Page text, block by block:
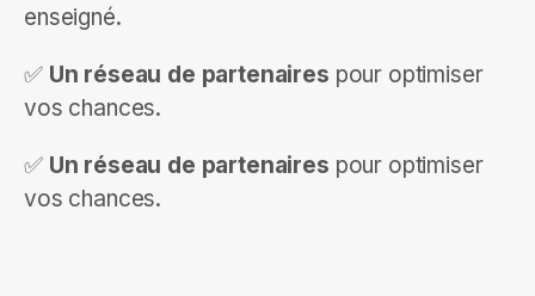
enseigné.
✅ Un réseau de partenaires pour optimiser
vos chances.
✅ Un réseau de partenaires pour optimiser
vos chances.